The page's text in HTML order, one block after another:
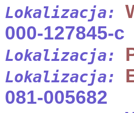
Lokalizacja:
000-127845-c
Lokalizacja:
Lokalizacja:
081-005682